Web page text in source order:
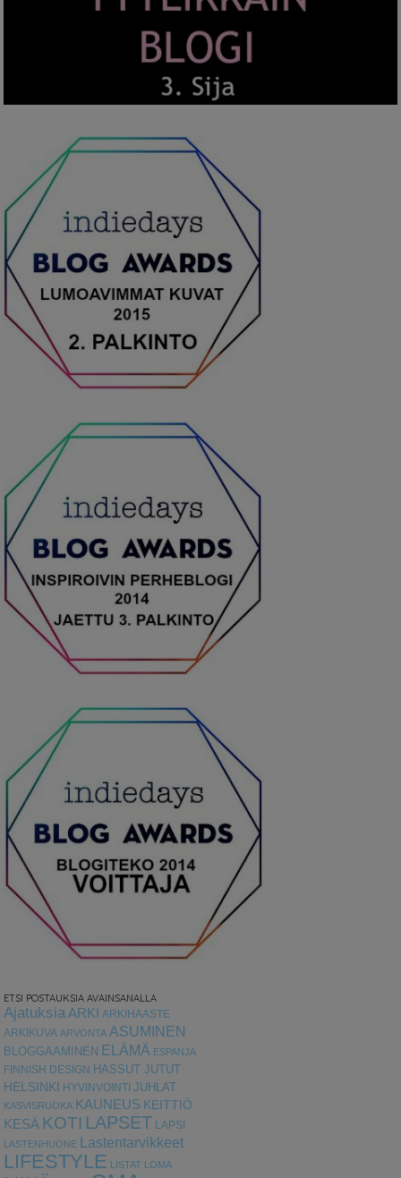
ETSI POSTAUKSIA AVAINSANALLA
AjatuksiaARKI ARKIHAASTE
ARKIKUVA ARVONTA ASUMINEN
BLOGGAAMINEN ELÄMÄ ESPANJA
FINNISH DESIGN HASSUT JUTUT
HELSINKI
HYVINVOINTI JUHLAT
KASVISRUOKA KAUNEUS KEITTIÖ
KESÄ KOTI LAPSET LAPSI
LASTENHUONE Lastentarvikkeet
LIFESTYLE LISTAT LOMA